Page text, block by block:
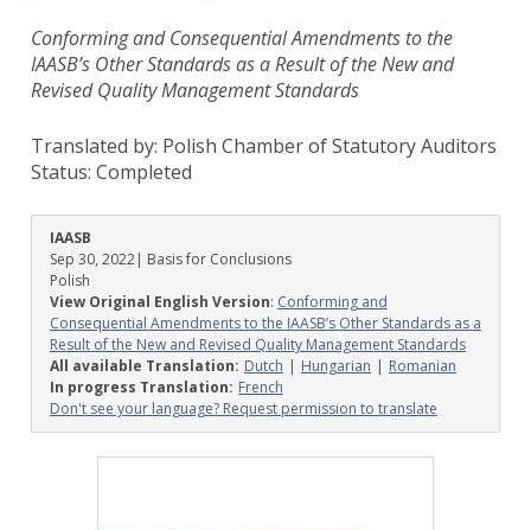
Conforming and Consequential Amendments to the
IAASB’s Other Standards as a Result of the New and
Revised Quality Management Standards
Translated by: Polish Chamber of Statutory Auditors
Status: Completed
IAASB
Sep 30, 2022| Basis for Conclusions
Polish
View Original English Version: Conforming and
Consequential Amendments to the IAASB’s Other Standards as a
Result of the New and Revised Quality Management Standards
All available Translation: Dutch Hungarian
Romanian
In progress Translation: French
Don't see your language? Request permission to translate